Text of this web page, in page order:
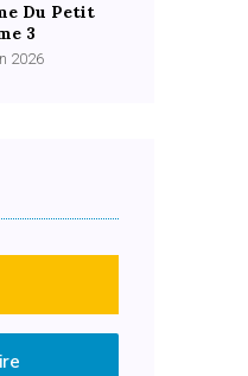
Du Petit
3
2026